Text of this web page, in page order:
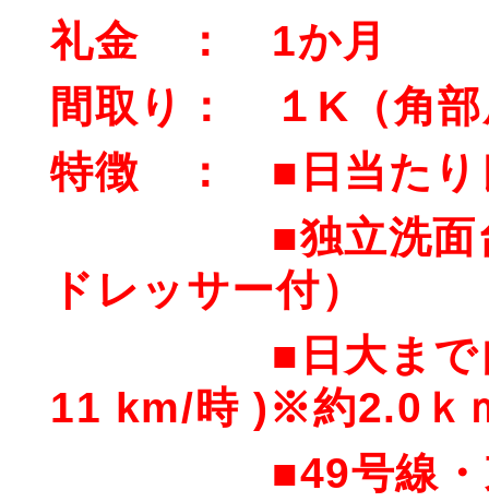
礼金 ： 1か月
間取り： １K（角
特徴 ： ■日当たり
■独立洗面台
ドレッサー付）
■日大まで自
11 km/時 )※約2.0ｋ
■49号線・東部